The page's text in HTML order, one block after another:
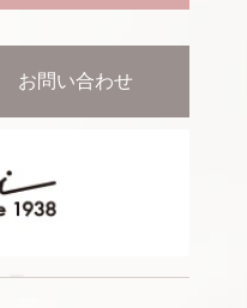
お問い合わせ